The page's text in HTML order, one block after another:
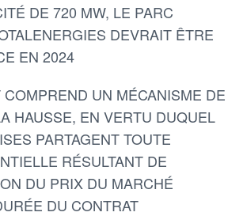
DE 720 MW, LE PARC
DEVRAIT ÊTRE
EN 2024
UN MÉCANISME DE
HAUSSE, EN VERTU DUQUEL
PARTAGENT TOUTE
RÉSULTANT DE
DU PRIX DU MARCHÉ
DU CONTRAT